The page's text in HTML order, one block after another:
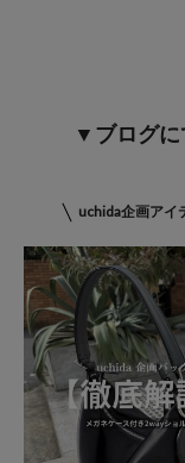
▼ブログに
uchida企画アイ